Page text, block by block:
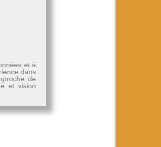
et à
dans
de
et vision